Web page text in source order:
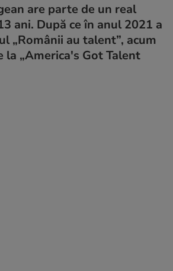
are parte de un real
ani. După ce în anul 2021 a
„Românii au talent”, acum
la „America's Got Talent